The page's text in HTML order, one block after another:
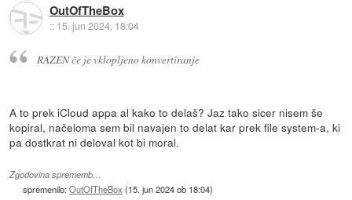
OutOfTheBox
:: 15. jun 2024, 18:04
RAZEN če je vklopljeno konvertiranje
A to prek iCloud appa al kako to delaš? Jaz tako sicer nisem še
kopiral, načeloma sem bil navajen to delat kar prek file system-a, ki
pa dostkrat ni deloval kot bi moral.
Zgodovina sprememb…
spremenilo:OutOfTheBox (15. jun 2024 ob 18:04)